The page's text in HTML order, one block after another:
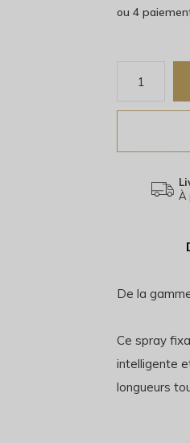
ou 4
À
De la
Ce spray
intelligente
longueurs